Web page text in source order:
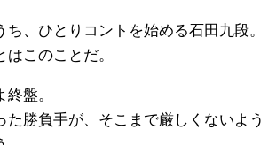
、ひとりコントを始める石田九段。
このことだ。
盤。
た勝負手が、そこまで厳しくないよう